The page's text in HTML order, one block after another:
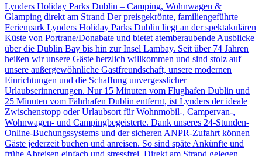
Lynders Holiday Parks Dublin – Camping, Wohnwagen &
Glamping direkt am Strand Der preisgekrönte, familiengeführte
Ferienpark Lynders Holiday Parks Dublin liegt an der spektakulären
Küste von Portrane/Donabate und bietet atemberaubende Ausblicke
über die Dublin Bay bis hin zur Insel Lambay. Seit über 74 Jahren
heißen wir unsere Gäste herzlich willkommen und sind stolz auf
unsere außergewöhnliche Gastfreundschaft, unsere modernen
Einrichtungen und die Schaffung unvergesslicher
Urlaubserinnerungen. Nur 15 Minuten vom Flughafen Dublin und
25 Minuten vom Fährhafen Dublin entfernt, ist Lynders der ideale
Zwischenstopp oder Urlaubsort für Wohnmobil-, Campervan-,
Wohnwagen- und Campingbegeisterte. Dank unseres 24-Stunden-
Online-Buchungssystems und der sicheren ANPR-Zufahrt können
Gäste jederzeit buchen und anreisen. So sind späte Ankünfte und
frühe Abreisen einfach und stressfrei. Direkt am Strand gelegen